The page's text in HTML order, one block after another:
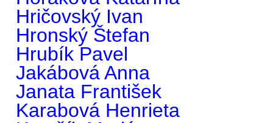
Hričovský Ivan
Hronský Štefan
Hrubík Pavel
Jakábová Anna
Janata František
Karabová Henrieta